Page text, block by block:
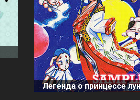
Легенда о принцессе